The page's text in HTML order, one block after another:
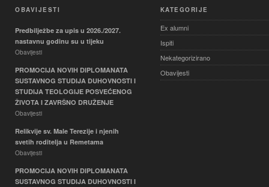
OBAVIJESTI
Predbilježbe za upis u 2026./2027.
nastavnu godinu su u tijeku
Obavijesti
PROMOCIJA NOVIH DIPLOMANATA
SUSTAVNOG STUDIJA DUHOVNOSTI I
STUDIJA TEOLOGIJE POSVEĆENOG
ŽIVOTA I ZAVRŠNO DRUŽENJE
Obavijesti
Relikvije sv. Male Terezije i njenih
svetih roditelja u Remetama
Obavijesti
PROMOCIJA NOVIH DIPLOMANATA
SUSTAVNOG STUDIJA DUHOVNOSTI I
KATEGORIJE
Ex alumni
Ispiti
Nekategorizirano
Obavijesti